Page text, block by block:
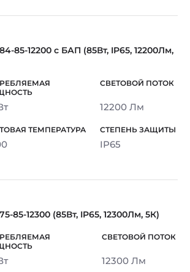
85-12200 с БАП (85Вт, IP65, 12200Лм,
12200 Лм
IP65
85-12300 (85Вт, IP65, 12300Лм, 5К)
12300 Лм